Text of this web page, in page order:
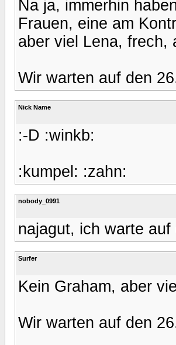
Na ja, immerhin
Frauen, eine am
aber viel Lena, frech,
Wir warten auf den
Nick Name
:-D :winkb:
:kumpel: :zahn:
nobody_0991
najagut, ich warte
Surfer
Kein Graham, aber
Wir warten auf den